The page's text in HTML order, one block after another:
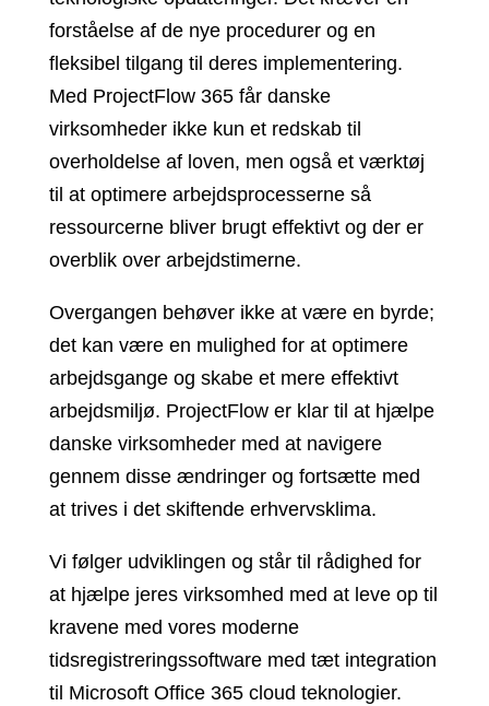
forståelse af de nye procedurer og en
fleksibel tilgang til deres implementering.
Med ProjectFlow 365 får danske
virksomheder ikke kun et redskab til
overholdelse af loven, men også et værktøj
til at optimere arbejdsprocesserne så
ressourcerne bliver brugt effektivt og der er
overblik over arbejdstimerne.
Overgangen behøver ikke at være en byrde;
det kan være en mulighed for at optimere
arbejdsgange og skabe et mere effektivt
arbejdsmiljø. ProjectFlow er klar til at hjælpe
danske virksomheder med at navigere
gennem disse ændringer og fortsætte med
at trives i det skiftende erhvervsklima.
Vi følger udviklingen og står til rådighed for
at hjælpe jeres virksomhed med at leve op til
kravene med vores moderne
tidsregistreringssoftware med tæt integration
til Microsoft Office 365 cloud teknologier.